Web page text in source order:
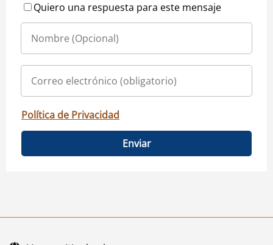
Quiero una respuesta para este mensaje
Política de Privacidad
Enviar